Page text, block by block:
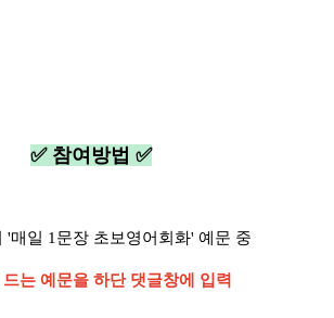
✅ 참여방법 ✅
'매일 1문장 초보영어회화' 예문 중
드는 예문을 하단 댓글창에 입력